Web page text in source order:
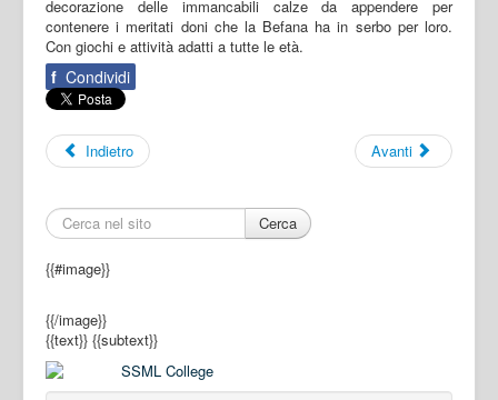
decorazione delle immancabili calze da appendere per
contenere i meritati doni che la Befana ha in serbo per loro.
Con giochi e attività adatti a tutte le età.
f Condividi
Indietro Avanti
Cerca
{{#image}}
{{/image}}
{{text}} {{subtext}}